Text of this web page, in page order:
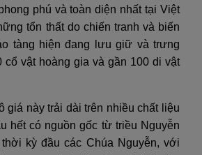
phú và toàn diện nhất tại Việt
tổn thất do chiến tranh và biến
tàng hiện đang lưu giữ và trưng
cổ vật hoàng gia và gần 100 di vật
giá này trải dài trên nhiều chất liệu
hết có nguồn gốc từ triều Nguyễn
kỳ đầu các Chúa Nguyễn, với